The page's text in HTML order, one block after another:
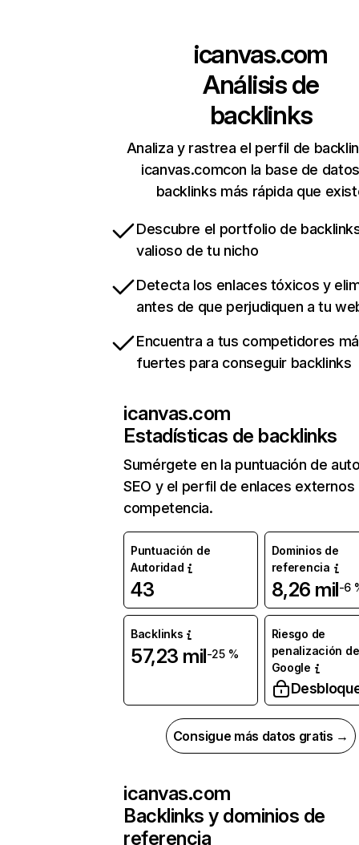
icanvas.com
Análisis de
backlinks
Analiza y rastrea el perfil de
icanvas.comcon la base de
backlinks más rápida que
Descubre el portfolio de
valioso de tu nicho
Detecta los enlaces tóxicos y
antes de que perjudiquen a tu
Encuentra a tus competidores
fuertes para conseguir backlinks
icanvas.com
Estadísticas de backlinks
Sumérgete en la puntuación de
SEO y el perfil de enlaces externos
competencia.
Puntuación de
Autoridad
43
Dominios de
referencia
8,26 mil-6
Backlinks
57,23 mil-25 %
Riesgo de
penalización de
Google
Consigue más datos gratis →
icanvas.com
Backlinks y dominios de
referencia